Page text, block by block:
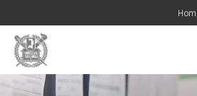
메뉴